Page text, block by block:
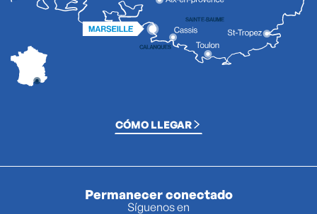
CÓMO LLEGAR
Permanecer conectado
Síguenos en